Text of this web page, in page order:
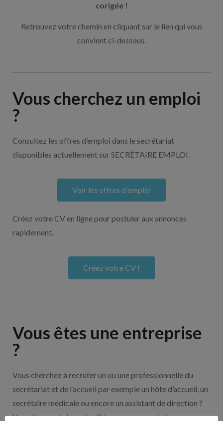
corigée !
Retrouvez votre chemin en cliquant sur le lien qui vous
convient ci-dessous.
Vous cherchez un emploi
?
Consultez les offres d’emploi dans le secrétariat
disponibles actuellement sur SECRÉTAIRE EMPLOI.
Voir les offres d'emploi
Créez votre CV en ligne pour postuler aux annonces
rapidement.
Créez votre CV !
Vous êtes une entreprise
?
Vous cherchez à recruter un ou une professionnelle du
secrétariat et de l’accueil par exemple un hôte d’accueil, un
secrétaire médicale ou encore un assistant de direction ?
Vous êtes sur le bon site. Découvrez nos solutions pour